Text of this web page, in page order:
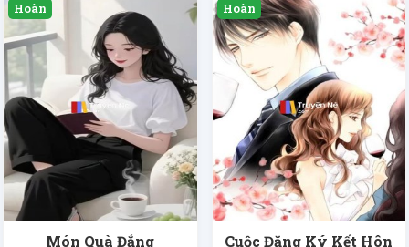
Món Quà Đắng
Cuộc Đăng Ký Kết Hôn